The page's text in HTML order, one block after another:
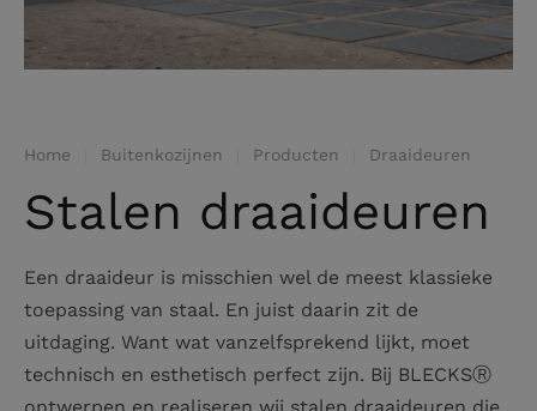
Home Buitenkozijnen Producten Draaideuren
Stalen draaideuren
Een draaideur is misschien wel de meest klassieke
toepassing van staal. En juist daarin zit de
uitdaging. Want wat vanzelfsprekend lijkt, moet
technisch en esthetisch perfect zijn. Bij BLECKSⓇ